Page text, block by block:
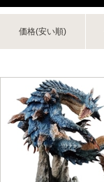
価格(安い順)